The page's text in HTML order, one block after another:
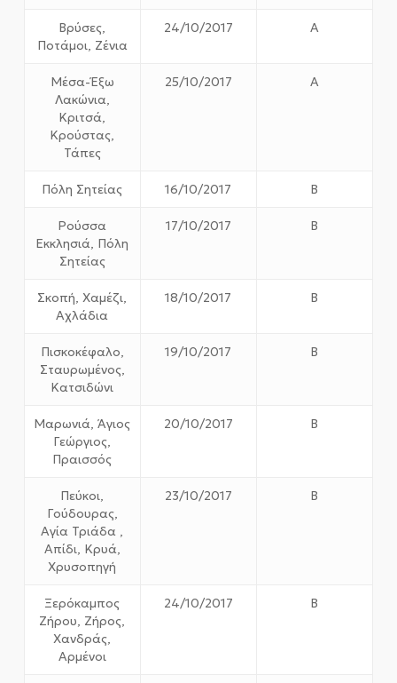
Βρύσες,
Ποτάμοι, Ζένια
24/10/2017 Α
Μέσα-Έξω
Λακώνια,
Κριτσά,
Κρούστας,
Τάπες
25/10/2017 Α
Πόλη Σητείας 16/10/2017 Β
Ρούσσα
Εκκλησιά, Πόλη
Σητείας
17/10/2017 Β
Σκοπή, Χαμέζι,
Αχλάδια
18/10/2017 Β
Πισκοκέφαλο,
Σταυρωμένος,
Κατσιδώνι
19/10/2017 Β
Μαρωνιά, Άγιος
Γεώργιος,
Πραισσός
20/10/2017 Β
Πεύκοι,
Γούδουρας,
Αγία Τριάδα ,
Απίδι, Κρυά,
Χρυσοπηγή
23/10/2017 Β
Ξερόκαμπος
Ζήρου, Ζήρος,
Χανδράς,
Αρμένοι
24/10/2017 Β